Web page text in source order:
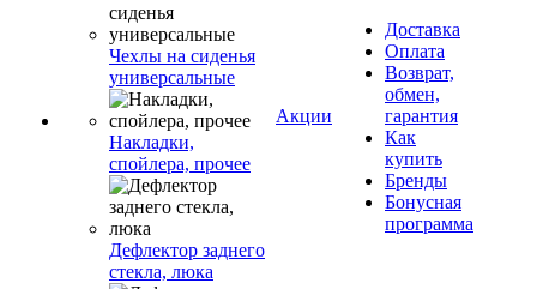
Чехлы на сиденья
универсальные
Накладки,
спойлера, прочее
Дефлектор заднего
стекла, люка
Акции
Доставка
Оплата
Возврат,
обмен,
гарантия
Как
купить
Бренды
Бонусная
программа